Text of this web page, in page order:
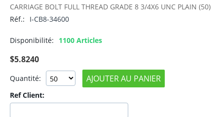
CARRIAGE BOLT FULL THREAD GRADE 8 3/4X6 UNC PLAIN (50)
Réf.:
I-CB8-34600
Disponibilité: 1100 Articles
$5.8240
Quantité: AJOUTER AU PANIER
Ref Client: